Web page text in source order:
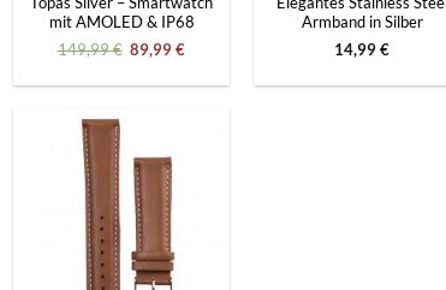
mit AMOLED & IP68
149,99€ Ursprünglicher
Preis
149,99 €
89,99€Aktueller
89,99 €.
Armband in Silber
14,99€